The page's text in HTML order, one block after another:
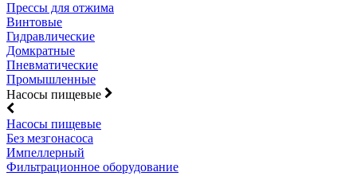
Прессы для отжима
Винтовые
Гидравлические
Домкратные
Пневматические
Промышленные
Насосы пищевые
Насосы пищевые
Без мезгонасоса
Импеллерный
Фильтрационное оборудование